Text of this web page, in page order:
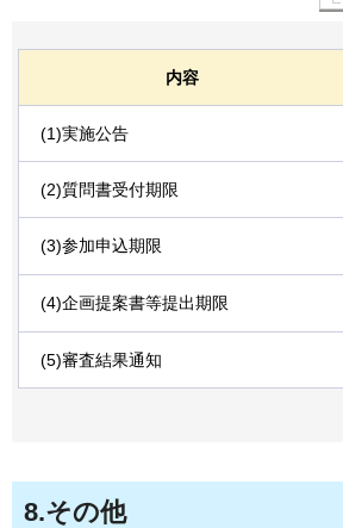
内容
(1)実施公告
(2)質問書受付期限
(3)参加申込期限
(4)企画提案書等提出期限
(5)審査結果通知
8.その他